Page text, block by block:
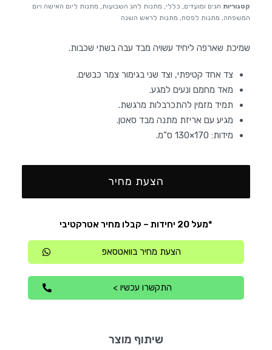
קטגוריות חגים ומועדים, כללי, מתנות לחג השבועות, מתנות ליום האישה ויום
המשפחה, מתנות לפסח, מתנות לראש השנה
שמיכת שארפה ליחיד עשויה מבד עבה בשתי שכבות.
צד אחד קטיפתי, וצד שני בגימור צמר כבשים.
מאד מחמם ונעים למגע.
תמיד מזמין להתכרבלות מרגשת.
מגיע עם אריזת מתנה מבד סאטן.
מידות: 170×130 ס”מ.
הצעת מחיר
*מעל 20 יחידות – קבלו מחיר אטרקטיבי
הצעת מחיר בוואטסאפ
התקשרו עכשיו >
שיתוף מוצר